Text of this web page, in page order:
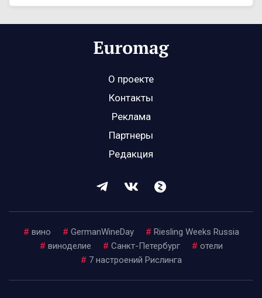
О проекте
Контакты
Реклама
Партнеры
Редакция
# вино # GermanWineDay # Riesling Weeks Russia
# виноделие # Санкт-Петербург # отели
# 7 настроений Рислинга